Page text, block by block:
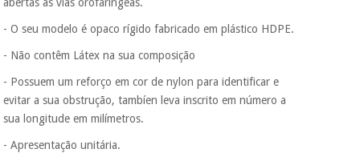
- O seu modelo é opaco rígido fabricado em plástico HDPE.
- Não contêm Látex na sua composição
- Possuem um reforço em cor de nylon para identificar e
evitar a sua obstrução, tambíen leva inscrito em número a
sua longitude em milímetros.
- Apresentação unitária.